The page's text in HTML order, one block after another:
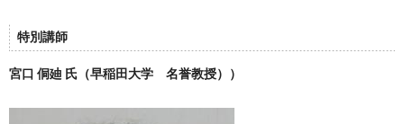
特別講師
宮口 侗廸 氏（早稲田大学 名誉教授））